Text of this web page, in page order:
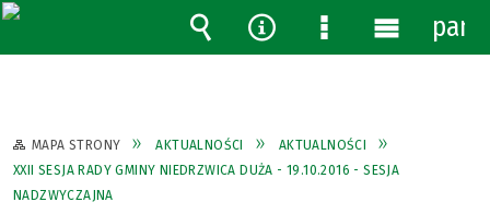
MAPA STRONY AKTUALNOŚCI
AKTUALNOŚCI
XXII SESJA RADY GMINY NIEDRZWICA DUŻA - 19.10.2016 - SESJA
NADZWYCZAJNA
Wyszukiwarka
Narzędzia
MenuMenu